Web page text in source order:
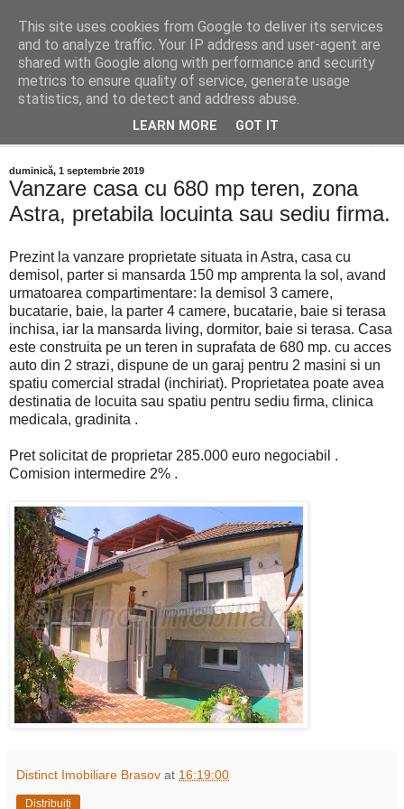
Distinct Imobiliare
Adrian Cocis 0742 129 909 ; Vasile Baciu 0768 440 185
duminică, 1 septembrie 2019
Vanzare casa cu 680 mp teren, zona
Astra, pretabila locuinta sau sediu firma.
Prezint la vanzare proprietate situata in Astra, casa cu
demisol, parter si mansarda 150 mp amprenta la sol, avand
urmatoarea compartimentare: la demisol 3 camere,
bucatarie, baie, la parter 4 camere, bucatarie, baie si terasa
inchisa, iar la mansarda living, dormitor, baie si terasa. Casa
este construita pe un teren in suprafata de 680 mp. cu acces
auto din 2 strazi, dispune de un garaj pentru 2 masini si un
spatiu comercial stradal (inchiriat). Proprietatea poate avea
destinatia de locuita sau spatiu pentru sediu firma, clinica
medicala, gradinita .
Pret solicitat de proprietar 285.000 euro negociabil .
Comision intermedire 2% .
Distinct Imobiliare Brasov at 16:19:00
Distribuiți
This site uses cookies from Google to deliver its services
and to analyze traffic. Your IP address and user-agent are
shared with Google along with performance and security
metrics to ensure quality of service, generate usage
statistics, and to detect and address abuse.
LEARN MORE GOT IT